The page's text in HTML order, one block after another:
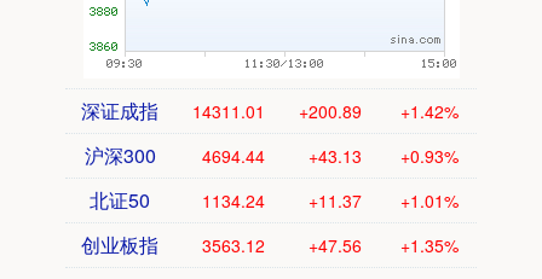
深证成指 14311.01 +200.89 +1.42%
沪深300 4694.44 +43.13 +0.93%
北证50 1134.24 +11.37 +1.01%
创业板指 3563.12 +47.56 +1.35%